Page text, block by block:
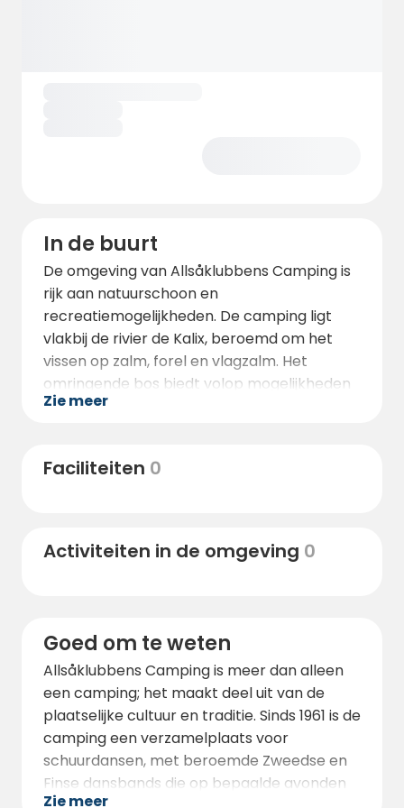
In de buurt
De omgeving van Allsåklubbens Camping is
rijk aan natuurschoon en
recreatiemogelijkheden. De camping ligt
vlakbij de rivier de Kalix, beroemd om het
vissen op zalm, forel en vlagzalm. Het
omringende bos biedt volop mogelijkheden
om bessen en paddenstoelen te plukken.
einde van augustus begint het noorderlicht
Zie meer
Faciliteiten 0
Activiteiten in de omgeving 0
Goed om te weten
Allsåklubbens Camping is meer dan alleen
een camping; het maakt deel uit van de
plaatselijke cultuur en traditie. Sinds 1961 is de
camping een verzamelplaats voor
schuurdansen, met beroemde Zweedse en
Finse dansbands die op bepaalde avonden
Zie meer